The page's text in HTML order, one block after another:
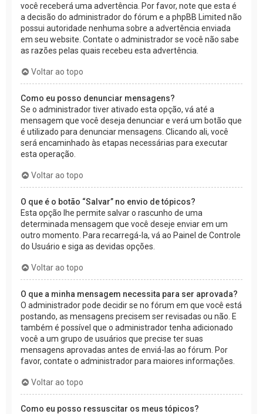
você receberá uma advertência. Por favor, note que esta é
a decisão do administrador do fórum e a phpBB Limited não
possui autoridade nenhuma sobre a advertência enviada
em seu website. Contate o administrador se você não sabe
as razões pelas quais recebeu esta advertência.
Voltar ao topo
Como eu posso denunciar mensagens?
Se o administrador tiver ativado esta opção, vá até a
mensagem que você deseja denunciar e verá um botão que
é utilizado para denunciar mensagens. Clicando ali, você
será encaminhado às etapas necessárias para executar
esta operação.
Voltar ao topo
O que é o botão “Salvar” no envio de tópicos?
Esta opção lhe permite salvar o rascunho de uma
determinada mensagem que você deseje enviar em um
outro momento. Para recarregá-la, vá ao Painel de Controle
do Usuário e siga as devidas opções.
Voltar ao topo
O que a minha mensagem necessita para ser aprovada?
O administrador pode decidir se no fórum em que você está
postando, as mensagens precisem ser revisadas ou não. E
também é possível que o administrador tenha adicionado
você a um grupo de usuários que precise ter suas
mensagens aprovadas antes de enviá-las ao fórum. Por
favor, contate o administrador para maiores informações.
Voltar ao topo
Como eu posso ressuscitar os meus tópicos?